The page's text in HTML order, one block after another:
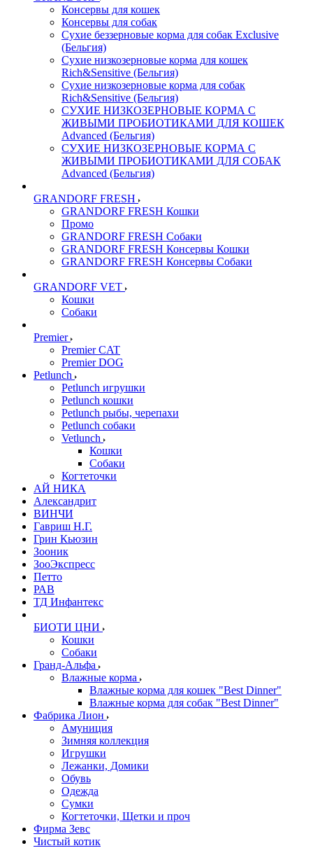
Консервы для кошек
Консервы для собак
Сухие беззерновые корма для собак Exclusive
(Бельгия)
Сухие низкозерновые корма для кошек
Rich&Sensitive (Бельгия)
Сухие низкозерновые корма для собак
Rich&Sensitive (Бельгия)
СУХИЕ НИЗКОЗЕРНОВЫЕ КОРМА С
ЖИВЫМИ ПРОБИОТИКАМИ ДЛЯ КОШЕК
Advanced (Бельгия)
СУХИЕ НИЗКОЗЕРНОВЫЕ КОРМА С
ЖИВЫМИ ПРОБИОТИКАМИ ДЛЯ СОБАК
Advanced (Бельгия)
GRANDORF FRESH
GRANDORF FRESH Кошки
Промо
GRANDORF FRESH Собаки
GRANDORF FRESH Консервы Кошки
GRANDORF FRESH Консервы Собаки
GRANDORF VET
Кошки
Собаки
Premier
Premier CAT
Premier DOG
Petlunch
Petlunch игрушки
Petlunch кошки
Petlunch рыбы, черепахи
Petlunch собаки
Vetlunch
Кошки
Собаки
Когтеточки
АЙ НИКА
Александрит
ВИНЧИ
Гавриш Н.Г.
Грин Кьюзин
Зооник
ЗооЭкспресс
Петто
РАВ
ТД Инфантекс
БИОТИ ЦНИ
Кошки
Собаки
Гранд-Альфа
Влажные корма
Влажные корма для кошек "Best Dinner"
Влажные корма для собак "Best Dinner"
Фабрика Лион
Амуниция
Зимняя коллекция
Игрушки
Лежанки, Домики
Обувь
Одежда
Сумки
Когтеточки, Щетки и проч
Фирма Зевс
Чистый котик